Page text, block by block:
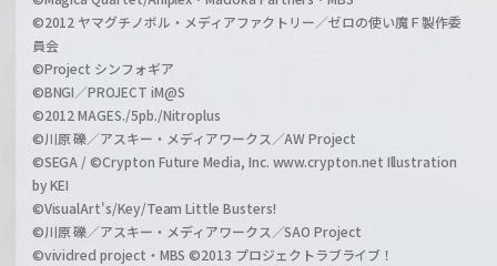
©2012 ヤマグチノボル・メディアファクトリー／ゼロの使い魔Ｆ製作委
員会
©Project シンフォギア
©BNGI／PROJECT iM@S
©2012 MAGES./5pb./Nitroplus
©川原 礫／アスキー・メディアワークス／AW Project
©SEGA / ©Crypton Future Media, Inc. www.crypton.net Illustration
by KEI
©VisualArt's/Key/Team Little Busters!
©川原 礫／アスキー・メディアワークス／SAO Project
©vividred project・MBS ©2013 プロジェクトラブライブ！